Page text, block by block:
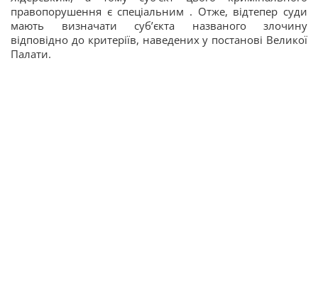
правопорушення є спеціальним . Отже, відтепер суди
мають визначати суб’єкта названого злочину
відповідно до критеріїв, наведених у постанові Великої
Палати.